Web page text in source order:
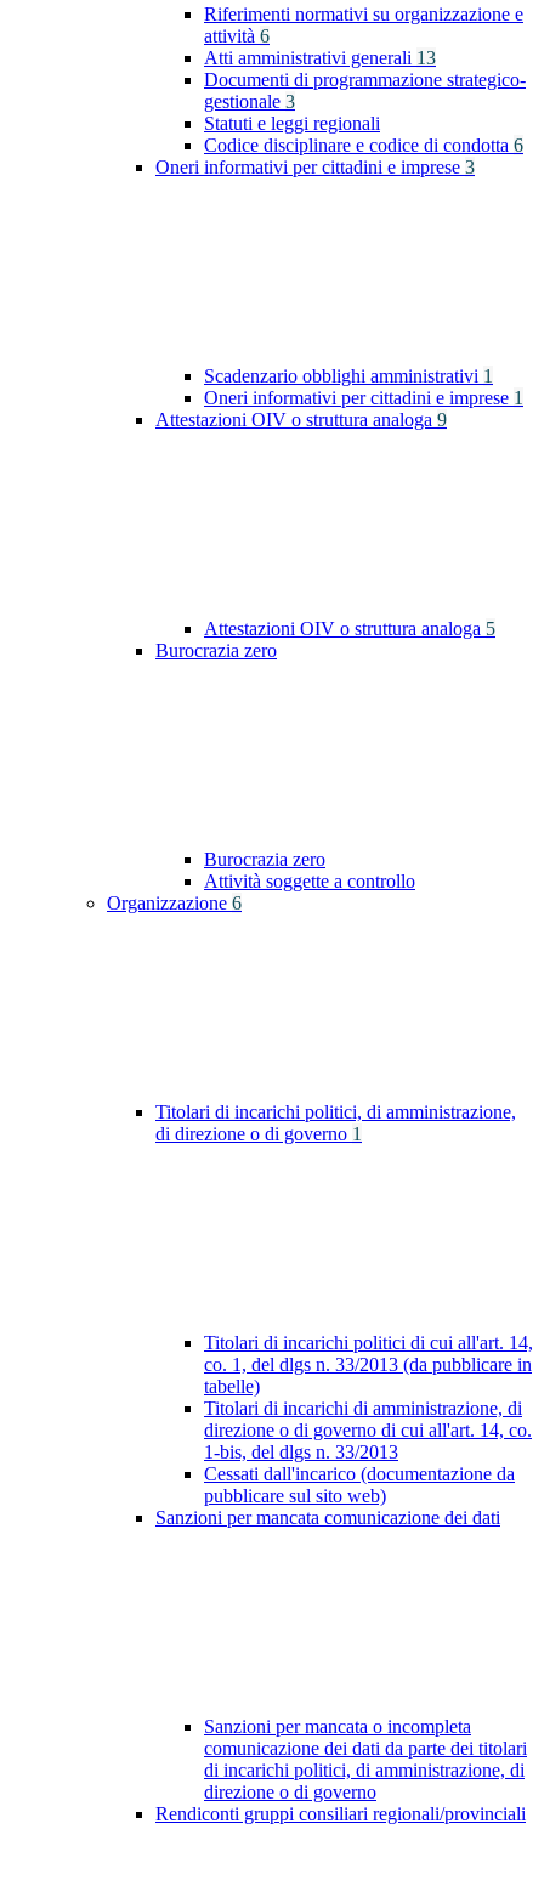
Riferimenti normativi su organizzazione e
attività 6
Atti amministrativi generali 13
Documenti di programmazione strategico-
gestionale 3
Statuti e leggi regionali
Codice disciplinare e codice di condotta 6
Oneri informativi per cittadini e imprese 3
Scadenzario obblighi amministrativi 1
Oneri informativi per cittadini e imprese 1
Attestazioni OIV o struttura analoga 9
Attestazioni OIV o struttura analoga 5
Burocrazia zero
Burocrazia zero
Attività soggette a controllo
Organizzazione 6
Titolari di incarichi politici, di amministrazione,
di direzione o di governo 1
Titolari di incarichi politici di cui all'art. 14,
co. 1, del dlgs n. 33/2013 (da pubblicare in
tabelle)
Titolari di incarichi di amministrazione, di
direzione o di governo di cui all'art. 14, co.
1-bis, del dlgs n. 33/2013
Cessati dall'incarico (documentazione da
pubblicare sul sito web)
Sanzioni per mancata comunicazione dei dati
Sanzioni per mancata o incompleta
comunicazione dei dati da parte dei titolari
di incarichi politici, di amministrazione, di
direzione o di governo
Rendiconti gruppi consiliari regionali/provinciali